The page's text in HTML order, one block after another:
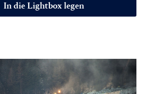
In die Lightbox legen